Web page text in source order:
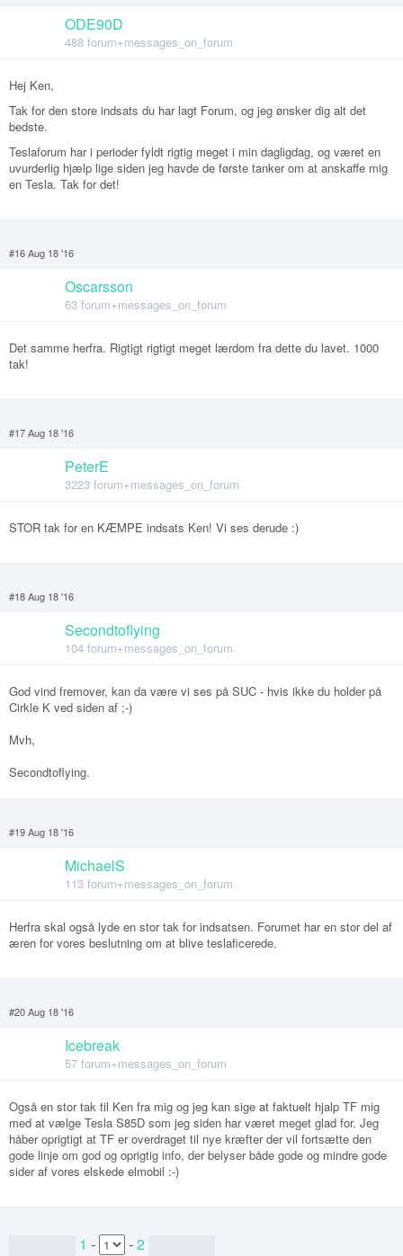
ODE90D
488 forum+messages_on_forum
Hej Ken,
Tak for den store indsats du har lagt Forum, og jeg ønsker dig alt det
bedste.
Teslaforum har i perioder fyldt rigtig meget i min dagligdag, og været en
uvurderlig hjælp lige siden jeg havde de første tanker om at anskaffe mig
en Tesla. Tak for det!
#16 Aug 18 '16
Oscarsson
63 forum+messages_on_forum
Det samme herfra. Rigtigt rigtigt meget lærdom fra dette du lavet. 1000
tak!
#17 Aug 18 '16
PeterE
3223 forum+messages_on_forum
STOR tak for en KÆMPE indsats Ken! Vi ses derude :)
#18 Aug 18 '16
Secondtoflying
104 forum+messages_on_forum
God vind fremover, kan da være vi ses på SUC - hvis ikke du holder på
Cirkle K ved siden af ;-)
Mvh,
Secondtoflying.
#19 Aug 18 '16
MichaelS
113 forum+messages_on_forum
Herfra skal også lyde en stor tak for indsatsen. Forumet har en stor del af
æren for vores beslutning om at blive teslaficerede.
#20 Aug 18 '16
Icebreak
57 forum+messages_on_forum
Også en stor tak til Ken fra mig og jeg kan sige at faktuelt hjalp TF mig
med at vælge Tesla S85D som jeg siden har været meget glad for. Jeg
håber oprigtigt at TF er overdraget til nye kræfter der vil fortsætte den
gode linje om god og oprigtig info, der belyser både gode og mindre gode
sider af vores elskede elmobil :-)
1 - -2